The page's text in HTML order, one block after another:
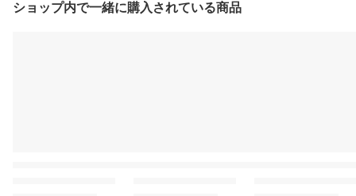
ショップ内で一緒に購入されている商品